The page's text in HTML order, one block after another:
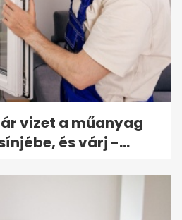
vizet a műanyag
és várj -...